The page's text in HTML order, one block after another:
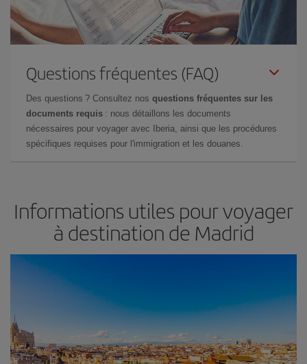
Questions fréquentes (FAQ)
Des questions ? Consultez nos questions fréquentes sur les
documents requis : nous détaillons les documents
nécessaires pour voyager avec Iberia, ainsi que les procédures
spécifiques requises pour l'immigration et les douanes.
Informations utiles pour voyager
à destination de Madrid